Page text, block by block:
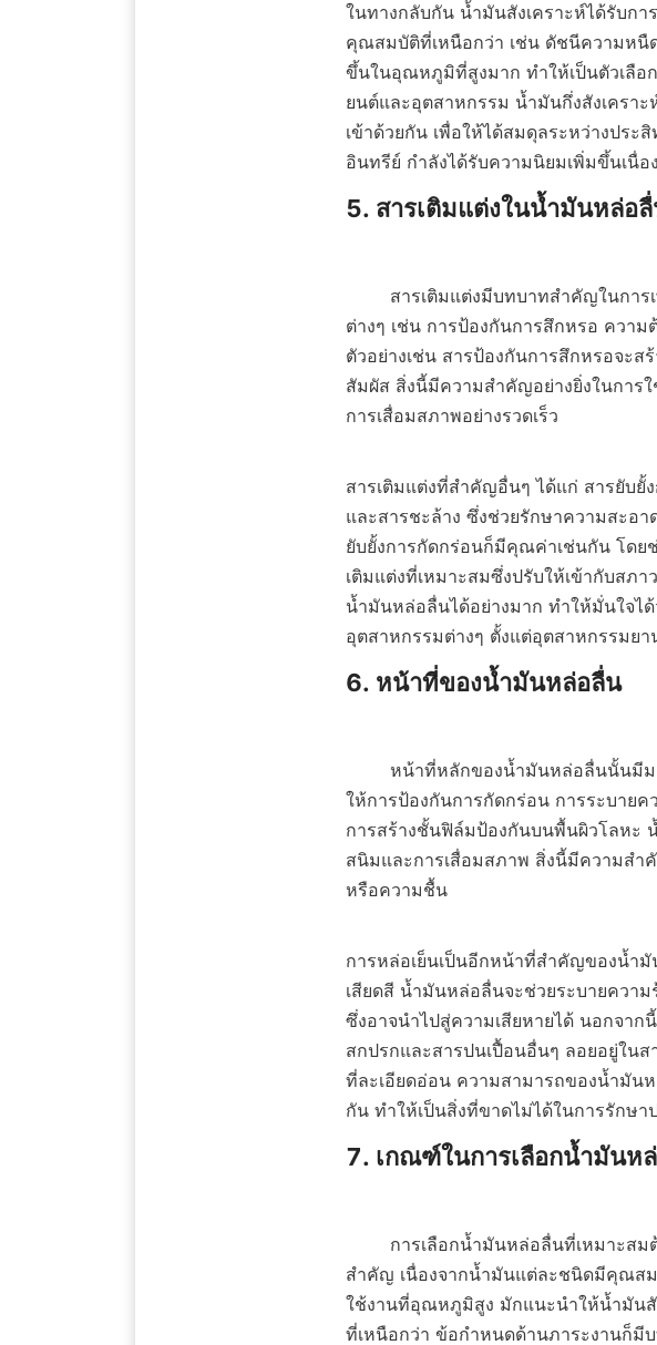
ในทางกลับกัน น้ำมันสังเคราะห์ได้รับก
คุณสมบัติที่เหนือกว่า เช่น ดัชนีความหนื
ขึ้นในอุณหภูมิที่สูงมาก ทำให้เป็นตัวเลือ
ยนต์และอุตสาหกรรม น้ำมันกึ่งสังเครา
เข้าด้วยกัน เพื่อให้ได้สมดุลระหว่างปร
อินทรีย์ กำลังได้รับความนิยมเพิ่มขึ้นเนื่
5. สารเติมแต่งในน้ำมันหล่อ
ต่างๆ เช่น การป้องกันการสึกหรอ ควา
ตัวอย่างเช่น สารป้องกันการสึกหรอจะ
สัมผัส สิ่งนี้มีความสำคัญอย่างยิ่งในการ
การเสื่อมสภาพอย่างรวดเร็ว
สารเติมแต่งที่สำคัญอื่นๆ ได้แก่ สารยับ
และสารชะล้าง ซึ่งช่วยรักษาความสะอา
ยับยั้งการกัดกร่อนก็มีคุณค่าเช่นกัน โดย
เติมแต่งที่เหมาะสมซึ่งปรับให้เข้ากับสภ
น้ำมันหล่อลื่นได้อย่างมาก ทำให้มั่นใจไ
อุตสาหกรรมต่างๆ ตั้งแต่อุตสาหกรรมย
6. หน้าที่ของน้ำมันหล่อลื่น
ให้การป้องกันการกัดกร่อน การระบาย
การสร้างชั้นฟิล์มป้องกันบนพื้นผิวโลหะ
สนิมและการเสื่อมสภาพ สิ่งนี้มีความส
หรือความชื้น
การหล่อเย็นเป็นอีกหน้าที่สำคัญของน้ำมั
เสียดสี น้ำมันหล่อลื่นจะช่วยระบายควา
ซึ่งอาจนำไปสู่ความเสียหายได้ นอกจา
สกปรกและสารปนเปื้อนอื่นๆ ลอยอยู่ใน
ที่ละเอียดอ่อน ความสามารถของน้ำมัน
กัน ทำให้เป็นสิ่งที่ขาดไม่ได้ในการรักษา
7. เกณฑ์ในการเลือกน้ำมันห
สำคัญ เนื่องจากน้ำมันแต่ละชนิดมีคุณส
ใช้งานที่อุณหภูมิสูง มักแนะนำให้น้ำมันสั
ที่เหนือกว่า ข้อกำหนดด้านภาระงานก็มี